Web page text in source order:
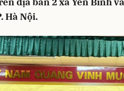
Hà Nội.